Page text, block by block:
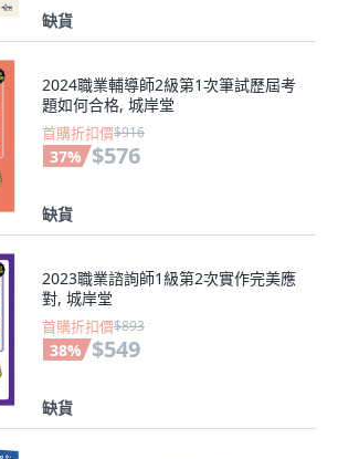
缺貨
2024職業輔導師2級第1次筆試歷屆考
題如何合格, 城岸堂
首購折扣價$916
37% $576
缺貨
2023職業諮詢師1級第2次實作完美應
對, 城岸堂
首購折扣價$893
38% $549
缺貨